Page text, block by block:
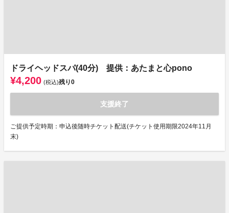
ドライヘッドスパ(40分) 提供：あたまと心pono
¥4,200 (税込)残り0
支援終了
ご提供予定時期：申込後随時チケット配送(チケット使用期限2024年11月
末)